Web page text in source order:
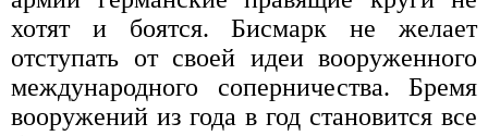
хотят и боятся. Бисмарк не желает
отступать от своей идеи вооруженного
международного соперничества. Бремя
вооружений из года в год становится все